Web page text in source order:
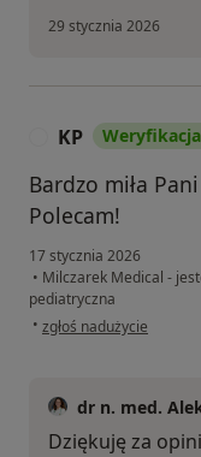
29 stycznia 2026
KP
Bardzo miła
Polecam!
17 stycznia 2026
• Milczarek Medical -
pediatryczna
• w opinii użytkownika KP
zgłoś nadużycie
dr n. med.
Dziękuję za